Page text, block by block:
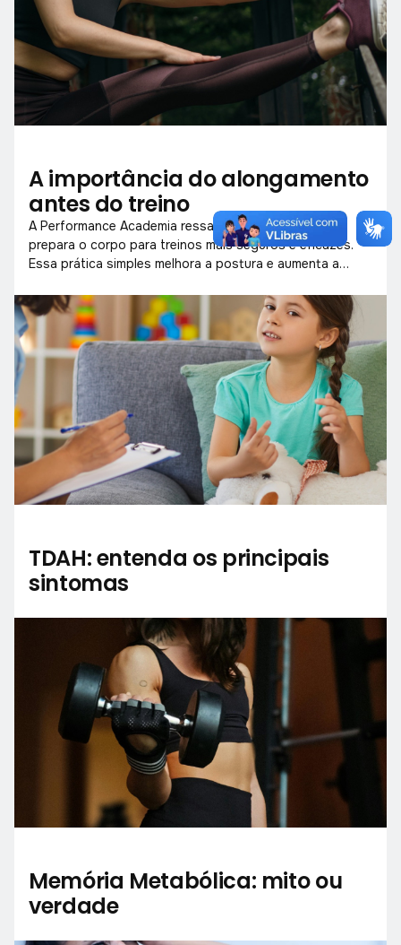
A importância do alongamento
antes do treino
A Performance Academia ressalta que o alongamento
prepara o corpo para treinos mais seguros e eficazes.
Essa prática simples melhora a postura e aumenta a
TDAH: entenda os principais
sintomas
Memória Metabólica: mito ou
verdade